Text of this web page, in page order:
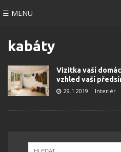
☰ MENU
kabáty
Vizitka vaší
vzhled vaší
29.1.2019 Interiér